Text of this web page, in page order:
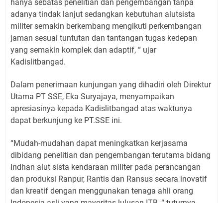
hanya sebatas penelitian dan pengembangan tanpa
adanya tindak lanjut sedangkan kebutuhan alutsista
militer semakin berkembang mengikuti perkembangan
jaman sesuai tuntutan dan tantangan tugas kedepan
yang semakin komplek dan adaptif, “ ujar
Kadislitbangad.
Dalam penerimaan kunjungan yang dihadiri oleh Direktur
Utama PT SSE, Eka Suryajaya, menyampaikan
apresiasinya kepada Kadislitbangad atas waktunya
dapat berkunjung ke PT.SSE ini.
“Mudah-mudahan dapat meningkatkan kerjasama
dibidang penelitian dan pengembangan terutama bidang
Indhan alut sista kendaraan militer pada perancangan
dan produksi Ranpur, Rantis dan Ransus secara inovatif
dan kreatif dengan menggunakan tenaga ahli orang